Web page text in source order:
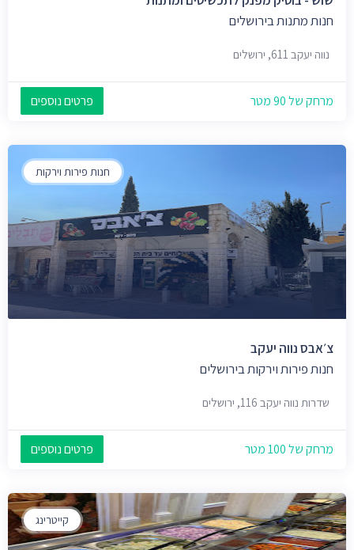
חנות מתנות בירושלים
נווה יעקב 611, ירושלים
מרחק של 90 מטר פרטים נוספים
חנות פירות וירקות
צ׳אבס נווה יעקב
חנות פירות וירקות בירושלים
שדרות נווה יעקב 116, ירושלים
מרחק של 100 מטר פרטים נוספים
קייטרינג